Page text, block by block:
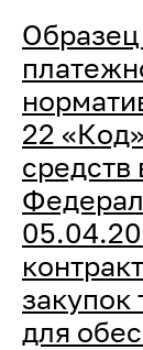
22
средств
закупок
для